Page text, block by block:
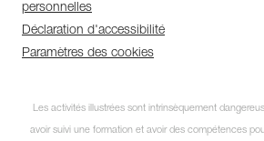
personnelles
Déclaration d'accessibilité
Paramètres des cookies
Les activités illustrées sont intrinsèquement
avoir suivi une formation et avoir des compétences